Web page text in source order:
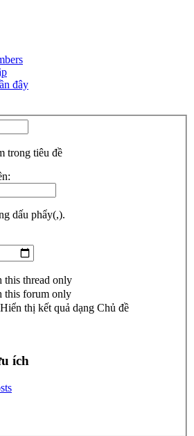
đây
trong tiêu đề
dấu phẩy(,).
this thread only
this forum only
Hiển thị kết quả dạng Chủ đề
ích